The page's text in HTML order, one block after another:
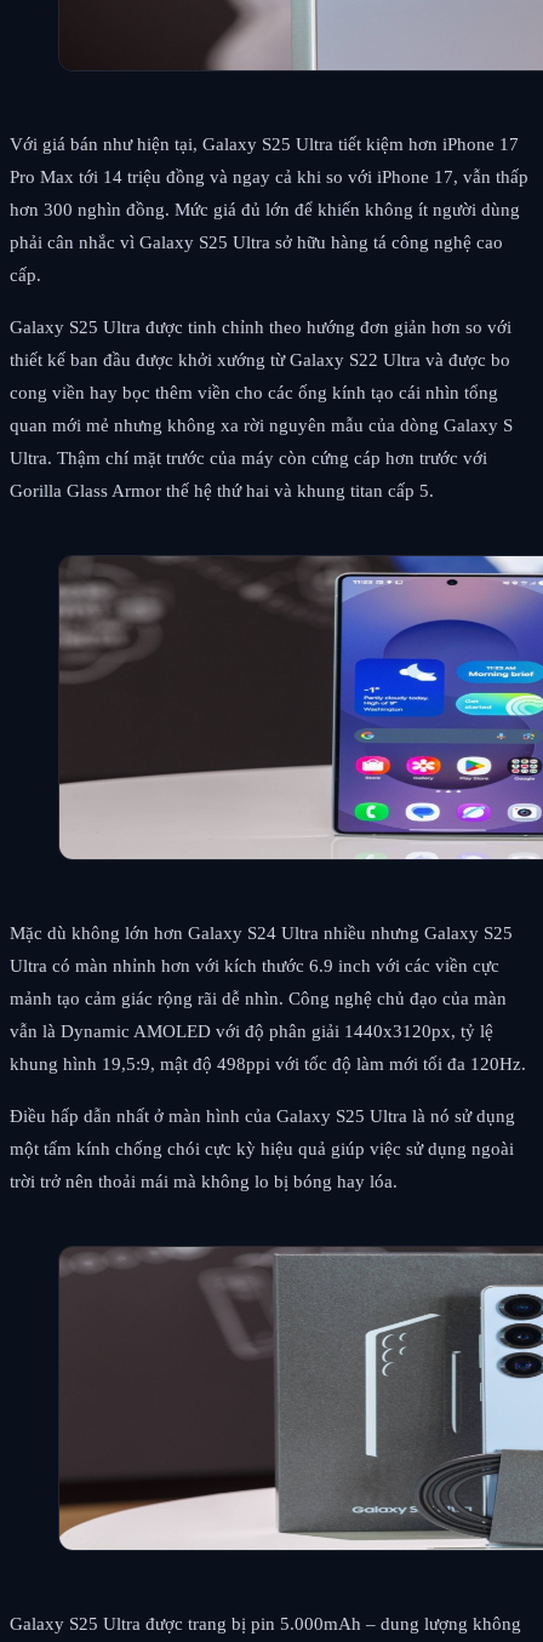
Với giá bán như hiện tại, Galaxy S25 Ultra tiết kiệm hơn iPhone 17
Pro Max tới 14 triệu đồng và ngay cả khi so với iPhone 17, vẫn thấp
hơn 300 nghìn đồng. Mức giá đủ lớn để khiến không ít người dùng
phải cân nhắc vì Galaxy S25 Ultra sở hữu hàng tá công nghệ cao
cấp.
Galaxy S25 Ultra được tinh chỉnh theo hướng đơn giản hơn so với
thiết kế ban đầu được khởi xướng từ Galaxy S22 Ultra và được bo
cong viền hay bọc thêm viền cho các ống kính tạo cái nhìn tổng
quan mới mẻ nhưng không xa rời nguyên mẫu của dòng Galaxy S
Ultra. Thậm chí mặt trước của máy còn cứng cáp hơn trước với
Gorilla Glass Armor thế hệ thứ hai và khung titan cấp 5.
Mặc dù không lớn hơn Galaxy S24 Ultra nhiều nhưng Galaxy S25
Ultra có màn nhỉnh hơn với kích thước 6.9 inch với các viền cực
mảnh tạo cảm giác rộng rãi dễ nhìn. Công nghệ chủ đạo của màn
vẫn là Dynamic AMOLED với độ phân giải 1440x3120px, tỷ lệ
khung hình 19,5:9, mật độ 498ppi với tốc độ làm mới tối đa 120Hz.
Điều hấp dẫn nhất ở màn hình của Galaxy S25 Ultra là nó sử dụng
một tấm kính chống chói cực kỳ hiệu quả giúp việc sử dụng ngoài
trời trở nên thoải mái mà không lo bị bóng hay lóa.
Galaxy S25 Ultra được trang bị pin 5.000mAh – dung lượng không